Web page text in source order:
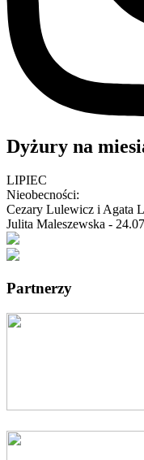
Dyżury na
LIPIEC
Nieobecności:
Cezary Lulewicz i Agata
Julita Maleszewska -
Partnerzy